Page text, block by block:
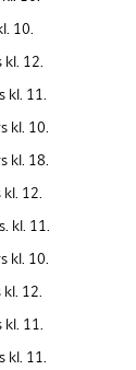
10.
12.
kl. 11.
kl. 10.
kl. 18.
12.
kl. 11.
kl. 10.
12.
11.
kl. 11.